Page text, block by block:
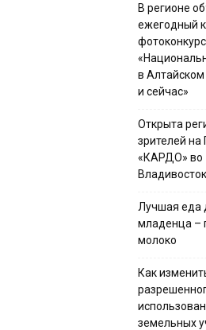
В регионе
ежегодный
фотоконкурс
в Алтайском
и сейчас»
Открыта
зрителей
«КАРДО» во
Лучшая еда
младенца –
молоко
Как
земельных